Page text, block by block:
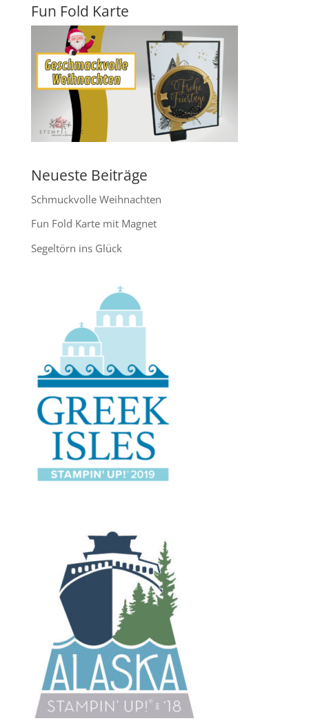
Fun Fold Karte
Neueste Beiträge
Schmuckvolle Weihnachten
Fun Fold Karte mit Magnet
Segeltörn ins Glück